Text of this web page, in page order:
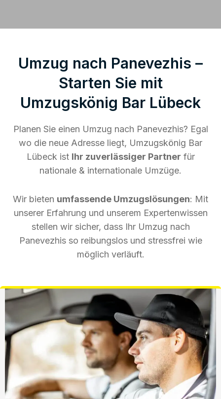
Umzug nach Panevezhis –
Starten Sie mit
Umzugskönig Bar Lübeck
Planen Sie einen Umzug nach Panevezhis? Egal
wo die neue Adresse liegt, Umzugskönig Bar
Lübeck ist Ihr zuverlässiger Partner für
nationale & internationale Umzüge.
Wir bieten umfassende Umzugslösungen: Mit
unserer Erfahrung und unserem Expertenwissen
stellen wir sicher, dass Ihr Umzug nach
Panevezhis so reibungslos und stressfrei wie
möglich verläuft.